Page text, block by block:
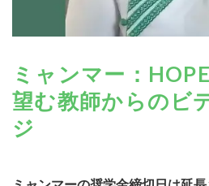
ミャンマー：
望む教師からのビ
ジ